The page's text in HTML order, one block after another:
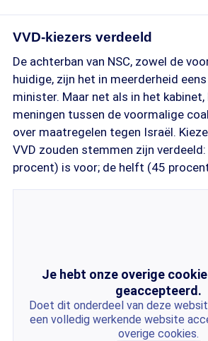
VVD-kiezers verdeeld
De achterban van NSC, zowel de
huidige, zijn het in meerderheid
minister. Maar net als in het
meningen tussen de voormalige
over maatregelen tegen Israël.
VVD zouden stemmen zijn
procent) is voor; de helft (45
Je hebt onze overige
geaccepteerd.
Doet dit onderdeel van deze
een volledig werkende website
overige cookies.